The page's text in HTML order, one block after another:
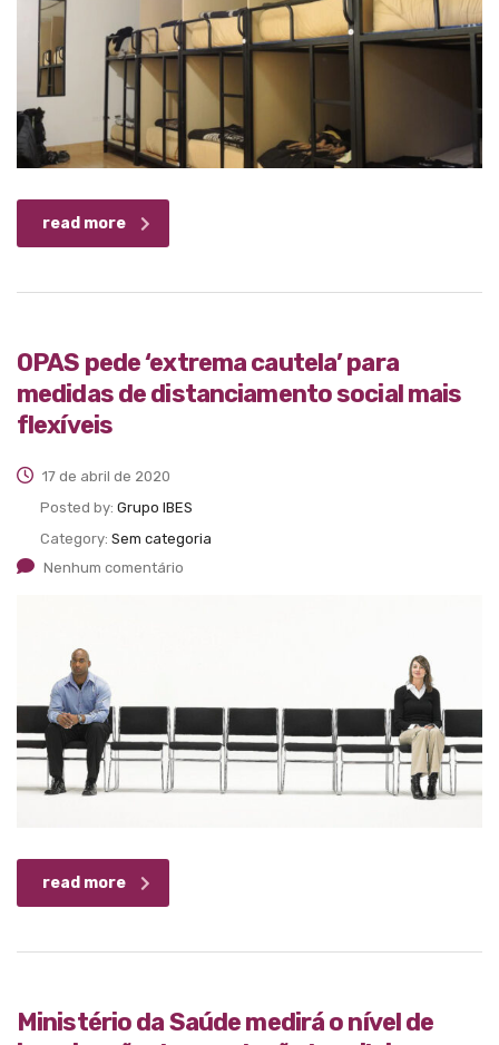
read more
OPAS pede ‘extrema cautela’ para
medidas de distanciamento social mais
flexíveis
17 de abril de 2020
Posted by: Grupo IBES
Category: Sem categoria
Nenhum comentário
read more
Ministério da Saúde medirá o nível de